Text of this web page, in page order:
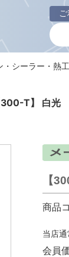
300-T】 白光
・シーラー・熱
【
商品
当店
会員